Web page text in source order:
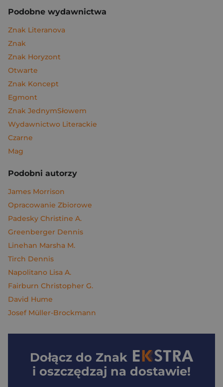
Podobne wydawnictwa
Znak Literanova
Znak
Znak Horyzont
Otwarte
Znak Koncept
Egmont
Znak JednymSłowem
Wydawnictwo Literackie
Czarne
Mag
Podobni autorzy
James Morrison
Opracowanie Zbiorowe
Padesky Christine A.
Greenberger Dennis
Linehan Marsha M.
Tirch Dennis
Napolitano Lisa A.
Fairburn Christopher G.
David Hume
Josef Müller-Brockmann
Dołącz do Znak
i oszczędzaj na dostawie!